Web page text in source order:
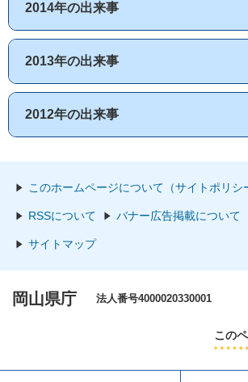
2014年の出来事
2013年の出来事
2012年の出来事
このホームページについて（サイトポリシ
RSSについて バナー広告掲載について
サイトマップ
岡山県庁 法人番号4000020330001
この